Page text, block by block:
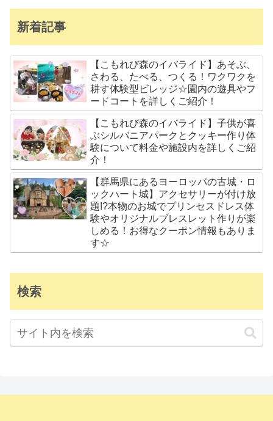
新着記事
【こもれび森のイバライド】あそぶ、
さわる、たべる、つくる！ワクワクを
耕す体験型ビレッジ☆園内の遊具やフ
ードコートを詳しくご紹介！
【こもれび森のイバライド】子供が喜
ぶシルバニアパークとクッキー作り体
験について料金や施設内を詳しくご紹
介！
【群馬県にあるヨーロッパの古城・ロ
ックハート城】アクセサリーが付け放
題!?本物のお城でプリンセスドレス体
験やオリジナルブレスレット作りが楽
しめる！お得なクーポン情報もありま
す☆
検索